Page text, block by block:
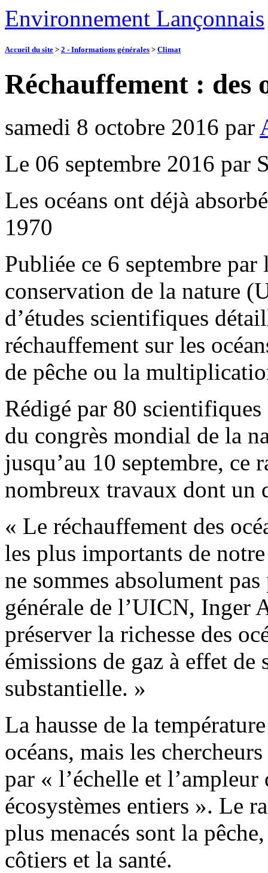
Environnement Lançonnais
Accueil du site > 2 - Informations générales > Climat
Réchauffement : des
samedi 8 octobre 2016 par
Le 06 septembre 2016 par
Les océans ont déjà
1970
Publiée ce 6 septembre
conservation de la nature
d’études scientifiques
réchauffement sur les
de pêche ou la
Rédigé par 80
du congrès mondial de la
jusqu’au 10 septembre, ce
nombreux travaux dont un
« Le réchauffement des
les plus importants de
ne sommes absolument
générale de l’UICN, Inger
préserver la richesse des
émissions de gaz à effet de
substantielle. »
La hausse de la
océans, mais les
par « l’échelle et l’ampleur
écosystèmes entiers ». Le
plus menacés sont la
côtiers et la santé.